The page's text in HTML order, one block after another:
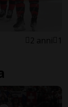
2 anni 1